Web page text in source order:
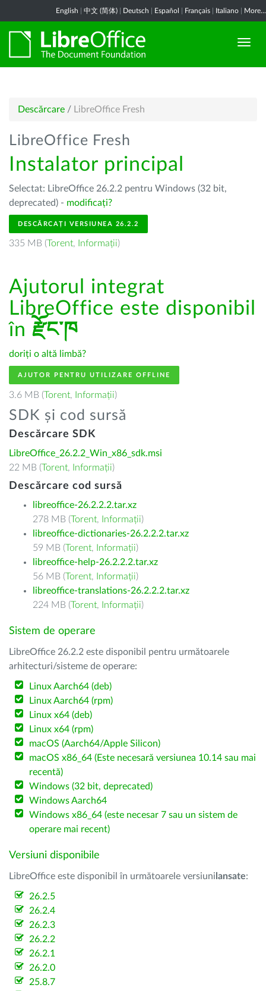
English 中文 (简体) Deutsch Español Français Italiano More...
Descărcare / LibreOffice Fresh
LibreOffice Fresh
Instalator principal
Selectat: LibreOffice 26.2.2 pentru Windows (32 bit,
deprecated) - modificați?
DESCĂRCAȚI VERSIUNEA 26.2.2
335 MB (Torent, Informații)
Ajutorul integrat
LibreOffice este disponibil
în རྫོང་ཁ
doriți o altă limbă?
AJUTOR PENTRU UTILIZARE OFFLINE
3.6 MB (Torent, Informații)
SDK și cod sursă
Descărcare SDK
LibreOffice_26.2.2_Win_x86_sdk.msi
22 MB (Torent, Informații)
Descărcare cod sursă
libreoffice-26.2.2.2.tar.xz
278 MB (Torent, Informații)
libreoffice-dictionaries-26.2.2.2.tar.xz
59 MB (Torent, Informații)
libreoffice-help-26.2.2.2.tar.xz
56 MB (Torent, Informații)
libreoffice-translations-26.2.2.2.tar.xz
224 MB (Torent, Informații)
Sistem de operare
LibreOffice 26.2.2 este disponibil pentru următoarele
arhitecturi/sisteme de operare:
Linux Aarch64 (deb)
Linux Aarch64 (rpm)
Linux x64 (deb)
Linux x64 (rpm)
macOS (Aarch64/Apple Silicon)
macOS x86_64 (Este necesară versiunea 10.14 sau mai
recentă)
Windows (32 bit, deprecated)
Windows Aarch64
Windows x86_64 (este necesar 7 sau un sistem de
operare mai recent)
Versiuni disponibile
LibreOffice este disponibil în următoarele versiuni lansate:
26.2.5
26.2.4
26.2.3
26.2.2
26.2.1
26.2.0
25.8.7